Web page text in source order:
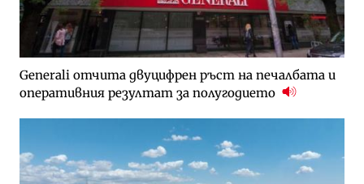
Generali отчита двуцифрен ръст на печалбата и
оперативния резултат за полугодието